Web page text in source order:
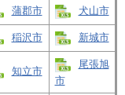
蒲郡市 犬山市
稲沢市 新城市
知立市
尾張旭
市